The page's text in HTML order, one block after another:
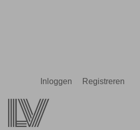
Inloggen Registreren